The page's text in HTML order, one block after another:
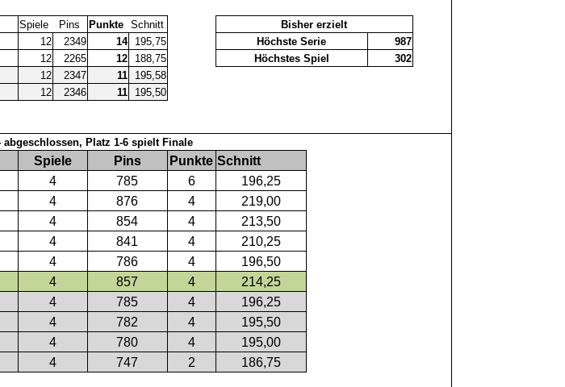
Spiele Pins Punkte Schnitt
Bisher erzielt
12 2349 14 195,75 Höchste Serie
987
12 2265 12 188,75 Höchstes Spiel
302
12 2347 11
195,58
12 2346 11 195,50
abgeschlossen, Platz 1-6 spielt Finale
Spiele Pins Punkte Schnitt
4 785 6
196,25
4 876 4
219,00
4 854 4
213,50
4 841 4
210,25
4 786 4
196,50
4 857 4
214,25
4 785 4
196,25
4 782 4
195,50
4 780 4
195,00
4 747 2 186,75